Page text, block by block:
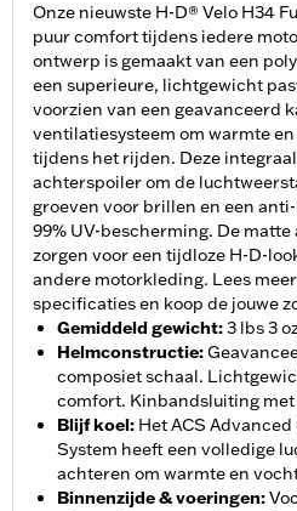
Onze nieuwste H-D® Velo H34
puur comfort tijdens iedere
ontwerp is gemaakt van een
een superieure, lichtgewicht
voorzien van een geavanceerd
ventilatiesysteem om warmte
tijdens het rijden. Deze
achterspoiler om de
groeven voor brillen en een
99% UV-bescherming. De
zorgen voor een tijdloze H-D-
andere motorkleding. Lees
specificaties en koop de jouwe
Gemiddeld gewicht:3 lbs 3
Helmconstructie:
composiet schaal.
comfort. Kinbandsluiting
Blijf koel: Het ACS
System heeft een volledige
achteren om warmte en
Binnenzijde & voeringen: